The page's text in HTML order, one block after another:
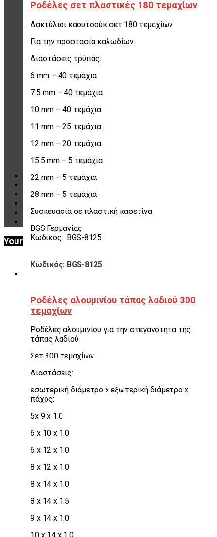
Ροδέλες σετ πλαστικές 180 τεμαχίων
Δακτύλιοι καουτσούκ σετ 180 τεμαχίων
Για την προστασία καλωδίων
Διαστάσεις τρύπας:
6 mm – 40 τεμάχια
7.5 mm – 40 τεμάχια
10 mm – 40 τεμάχια
11 mm – 25 τεμάχια
12 mm – 20 τεμάχια
15.5 mm – 5 τεμάχια
22 mm – 5 τεμάχια
28 mm – 5 τεμάχια
Συσκευασία σε πλαστική κασετίνα
BGS Γερμανίας
Κωδικός : BGS-8125
Κωδικός: BGS-8125
Ροδέλες αλουμινίου τάπας λαδιού 300
τεμαχίων
Ροδέλες αλουμινίου για την στεγανότητα της
τάπας λαδιού
Σετ 300 τεμαχίων
Διαστάσεις:
εσωτερική διάμετρο x εξωτερική διάμετρο x
πάχος:
5x 9 x 1.0
6 x 10 x 1.0
6 x 12 x 1.0
8 x 12 x 1.0
8 x 14 x 1.0
8 x 14 x 1.5
9 x 14 x 1.0
10 x 14 x 1.0
Αερόμετρα & Είδη φουσκώματος
Είδη αέρος – Σωλήνες – Μπαλαντέζες
Μεταφορείς Ελαστικών
Γρύλοι
Γερανάκια – Σασμανόγρυλοι
Stand Moto
Εργαλεία για μοτοσικλέτα
Πρέσσες ρουλεμάν – Συσπειρωτές
Λαδιέρες – Βαλβολινιέρες – Γρασαδόροι
Εξοπλισμός Συνεργείου & Βουλκανιζατερ
Λεβιέδες – Σταυροί
Εργαλεία Χειρός
Εργαλεία φρένων
Εργαλεία χειρός συνεργείου
Διάφορα Είδη Φανοποιείου
Αναλώσιμα Είδη Συνεργείου
ΚΑΤΑΛΟΓΟΣ
VIDEO & ΝΕΑ
B2B
Your Cart